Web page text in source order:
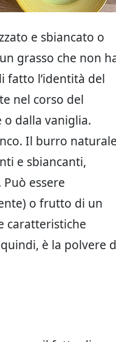
e sbiancato o
grasso che non
fatto l’identità del
nel corso del
dalla vaniglia.
Il burro naturale
e sbiancanti,
essere
o frutto di un
caratteristiche
è la polvere